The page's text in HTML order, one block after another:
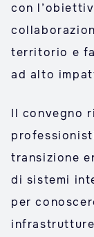
con
territorio e
ad alto
Il convegno
transizione
di sistemi
per